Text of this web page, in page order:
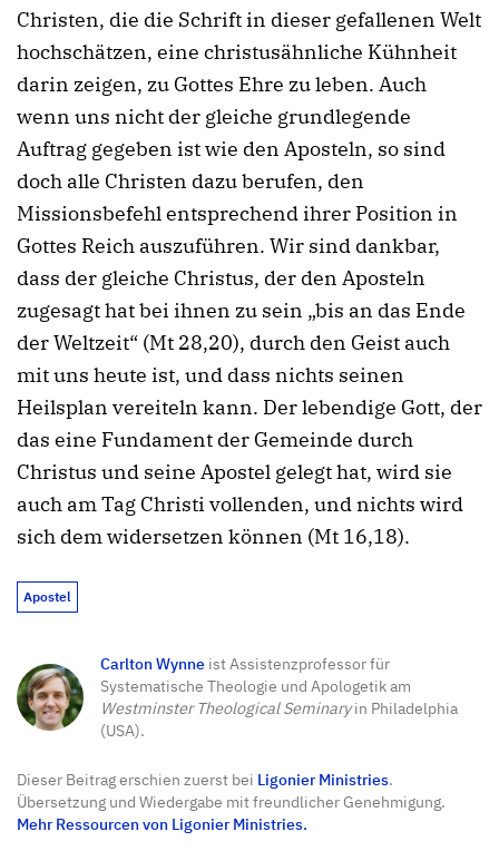
Christen, die die Schrift in dieser gefallenen Welt
hochschätzen, eine christusähnliche Kühnheit
darin zeigen, zu Gottes Ehre zu leben. Auch
wenn uns nicht der gleiche grundlegende
Auftrag gegeben ist wie den Aposteln, so sind
doch alle Christen dazu berufen, den
Missionsbefehl entsprechend ihrer Position in
Gottes Reich auszuführen. Wir sind dankbar,
dass der gleiche Christus, der den Aposteln
zugesagt hat bei ihnen zu sein „bis an das Ende
der Weltzeit“ (Mt 28,20), durch den Geist auch
mit uns heute ist, und dass nichts seinen
Heilsplan vereiteln kann. Der lebendige Gott, der
das eine Fundament der Gemeinde durch
Christus und seine Apostel gelegt hat, wird sie
auch am Tag Christi vollenden, und nichts wird
sich dem widersetzen können (Mt 16,18).
Apostel
Carlton Wynne ist Assistenzprofessor für
Systematische Theologie und Apologetik am
Westminster Theological Seminaryin Philadelphia
(USA).
Dieser Beitrag erschien zuerst bei Ligonier Ministries.
Übersetzung und Wiedergabe mit freundlicher Genehmigung.
Mehr Ressourcen von Ligonier Ministries.